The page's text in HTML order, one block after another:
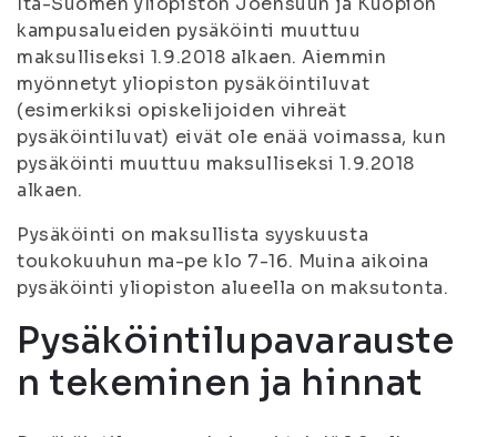
kampusalueiden pysäköinti muuttuu
maksulliseksi 1.9.2018 alkaen. Aiemmin
myönnetyt yliopiston pysäköintiluvat
(esimerkiksi opiskelijoiden vihreät
pysäköintiluvat) eivät ole enää voimassa, kun
pysäköinti muuttuu maksulliseksi 1.9.2018
alkaen.
Pysäköinti on maksullista syyskuusta
toukokuuhun ma-pe klo 7-16. Muina aikoina
pysäköinti yliopiston alueella on maksutonta.
Pysäköintilupavarauste
n tekeminen ja hinnat